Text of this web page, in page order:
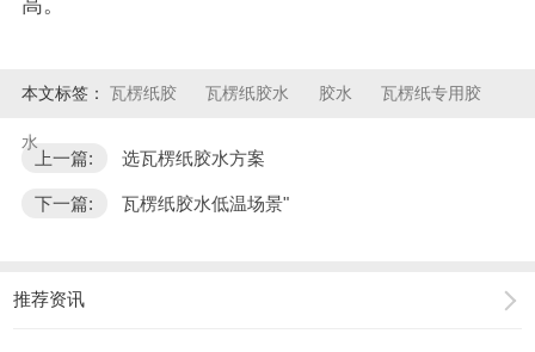
本文标签： 瓦楞纸胶 瓦楞纸胶水 胶水 瓦楞纸专用胶
水
上一篇: 选瓦楞纸胶水方案
下一篇: 瓦楞纸胶水低温场景"
推荐资讯